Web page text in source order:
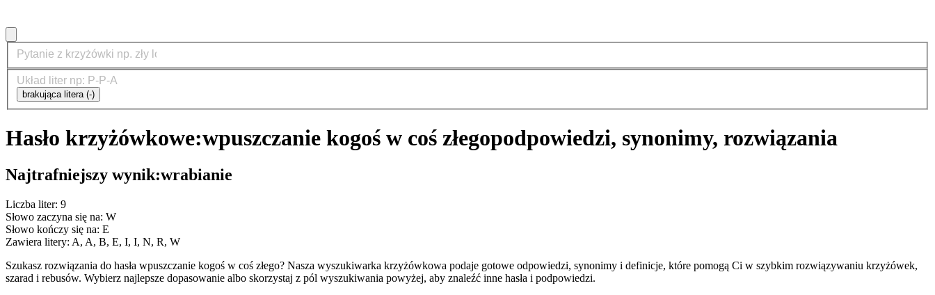
brakująca litera (-)
Hasło krzyżówkowe:wpuszczanie kogoś w coś złegopodpowiedzi, synonimy, rozwiązania
Najtrafniejszy wynik:wrabianie
Liczba liter: 9
Słowo zaczyna się na: W
Słowo kończy się na: E
Zawiera litery: A, A, B, E, I, I, N, R, W
Szukasz rozwiązania do hasła wpuszczanie kogoś w coś złego? Nasza wyszukiwarka krzyżówkowa podaje gotowe odpowiedzi, synonimy i definicje, które pomogą Ci w szybkim rozwiązywaniu krzyżówek,
szarad i rebusów. Wybierz najlepsze dopasowanie albo skorzystaj z pól wyszukiwania powyżej, aby znaleźć inne hasła i podpowiedzi.